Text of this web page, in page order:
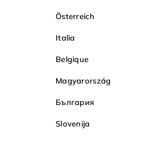
Österreich
Italia
Belgique
Magyarország
България
Slovenija